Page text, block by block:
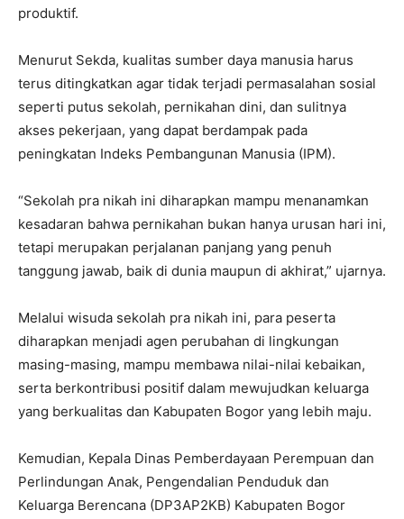
produktif.
Menurut Sekda, kualitas sumber daya manusia harus
terus ditingkatkan agar tidak terjadi permasalahan sosial
seperti putus sekolah, pernikahan dini, dan sulitnya
akses pekerjaan, yang dapat berdampak pada
peningkatan Indeks Pembangunan Manusia (IPM).
“Sekolah pra nikah ini diharapkan mampu menanamkan
kesadaran bahwa pernikahan bukan hanya urusan hari ini,
tetapi merupakan perjalanan panjang yang penuh
tanggung jawab, baik di dunia maupun di akhirat,” ujarnya.
Melalui wisuda sekolah pra nikah ini, para peserta
diharapkan menjadi agen perubahan di lingkungan
masing-masing, mampu membawa nilai-nilai kebaikan,
serta berkontribusi positif dalam mewujudkan keluarga
yang berkualitas dan Kabupaten Bogor yang lebih maju.
Kemudian, Kepala Dinas Pemberdayaan Perempuan dan
Perlindungan Anak, Pengendalian Penduduk dan
Keluarga Berencana (DP3AP2KB) Kabupaten Bogor